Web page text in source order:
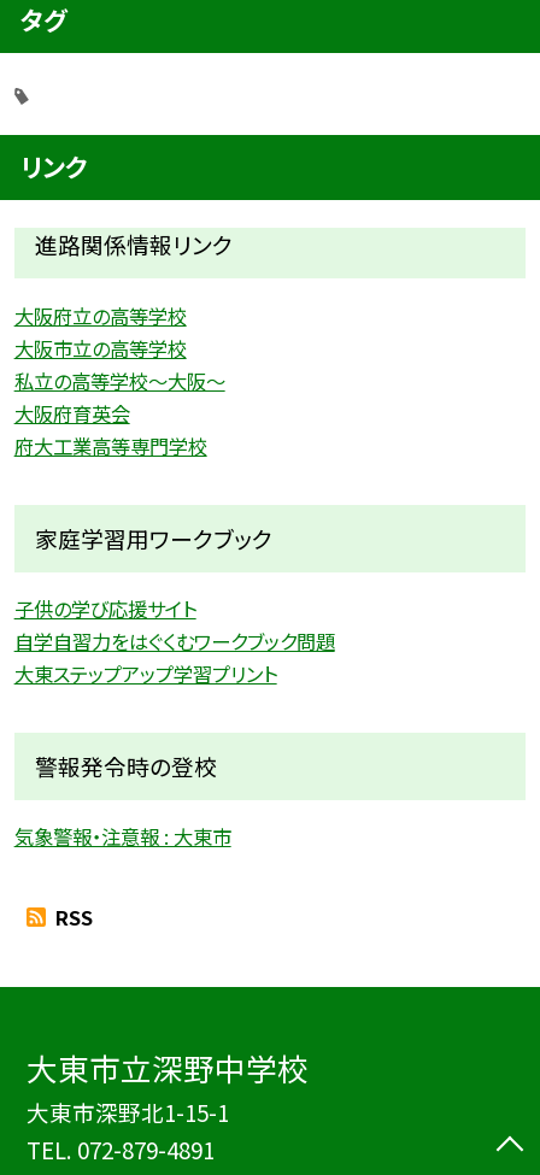
タグ
リンク
進路関係情報リンク
大阪府立の高等学校
大阪市立の高等学校
私立の高等学校〜大阪〜
大阪府育英会
府大工業高等専門学校
家庭学習用ワークブック
子供の学び応援サイト
自学自習力をはぐくむワークブック問題
大東ステップアップ学習プリント
警報発令時の登校
気象警報・注意報 : 大東市
RSS
大東市立深野中学校
大東市深野北1-15-1
TEL. 072-879-4891